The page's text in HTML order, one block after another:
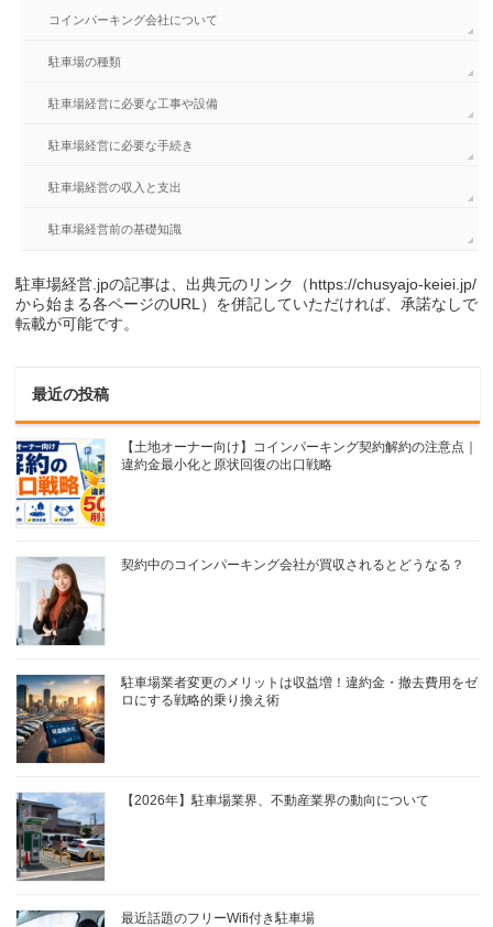
コインパーキング会社について
駐車場の種類
駐車場経営に必要な工事や設備
駐車場経営に必要な手続き
駐車場経営の収入と支出
駐車場経営前の基礎知識
駐車場経営.jpの記事は、出典元のリンク（https://chusyajo-keiei.jp/
から始まる各ページのURL）を併記していただければ、承諾なしで
転載が可能です。
最近の投稿
【土地オーナー向け】コインパーキング契約解約の注意点｜
違約金最小化と原状回復の出口戦略
契約中のコインパーキング会社が買収されるとどうなる？
駐車場業者変更のメリットは収益増！違約金・撤去費用をゼ
ロにする戦略的乗り換え術
【2026年】駐車場業界、不動産業界の動向について
最近話題のフリーWifi付き駐車場